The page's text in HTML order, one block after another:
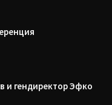
и гендиректор Эфко